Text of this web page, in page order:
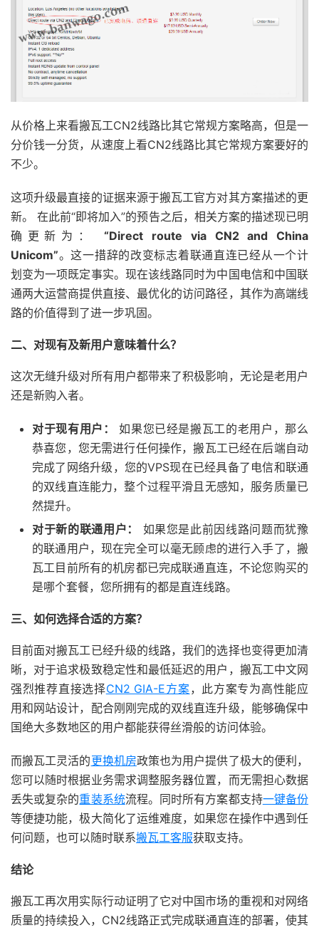
从价格上来看搬瓦工CN2线路比其它常规方案略高，但是一
分价钱一分货，从速度上看CN2线路比其它常规方案要好的
不少。
这项升级最直接的证据来源于搬瓦工官方对其方案描述的更
新。 在此前“即将加入”的预告之后，相关方案的描述现已明
确更新为：“Direct route via CN2 and China
Unicom”。这一措辞的改变标志着联通直连已经从一个计
划变为一项既定事实。现在该线路同时为中国电信和中国联
通两大运营商提供直接、最优化的访问路径，其作为高端线
路的价值得到了进一步巩固。
二、对现有及新用户意味着什么？
这次无缝升级对所有用户都带来了积极影响，无论是老用户
还是新购入者。
对于现有用户：
如果您已经是搬瓦工的老用户，那么
恭喜您，您无需进行任何操作，搬瓦工已经在后端自动
完成了网络升级，您的VPS现在已经具备了电信和联通
的双线直连能力，整个过程平滑且无感知，服务质量已
然提升。
对于新的联通用户：
如果您是此前因线路问题而犹豫
的联通用户，现在完全可以毫无顾虑的进行入手了，搬
瓦工目前所有的机房都已完成联通直连，不论您购买的
是哪个套餐，您所拥有的都是直连线路。
三、如何选择合适的方案？
目前面对搬瓦工已经升级的线路，我们的选择也变得更加清
晰，对于追求极致稳定性和最低延迟的用户，搬瓦工中文网
强烈推荐直接选择CN2 GIA-E方案，此方案专为高性能应
用和网站设计，配合刚刚完成的双线直连升级，能够确保中
国绝大多数地区的用户都能获得丝滑般的访问体验。
而搬瓦工灵活的更换机房政策也为用户提供了极大的便利，
您可以随时根据业务需求调整服务器位置，而无需担心数据
丢失或复杂的重装系统流程。同时所有方案都支持一键备份
等便捷功能，极大简化了运维难度，如果您在操作中遇到任
何问题，也可以随时联系搬瓦工客服获取支持。
结论
搬瓦工再次用实际行动证明了它对中国市场的重视和对网络
质量的持续投入，CN2线路正式完成联通直连的部署，使其